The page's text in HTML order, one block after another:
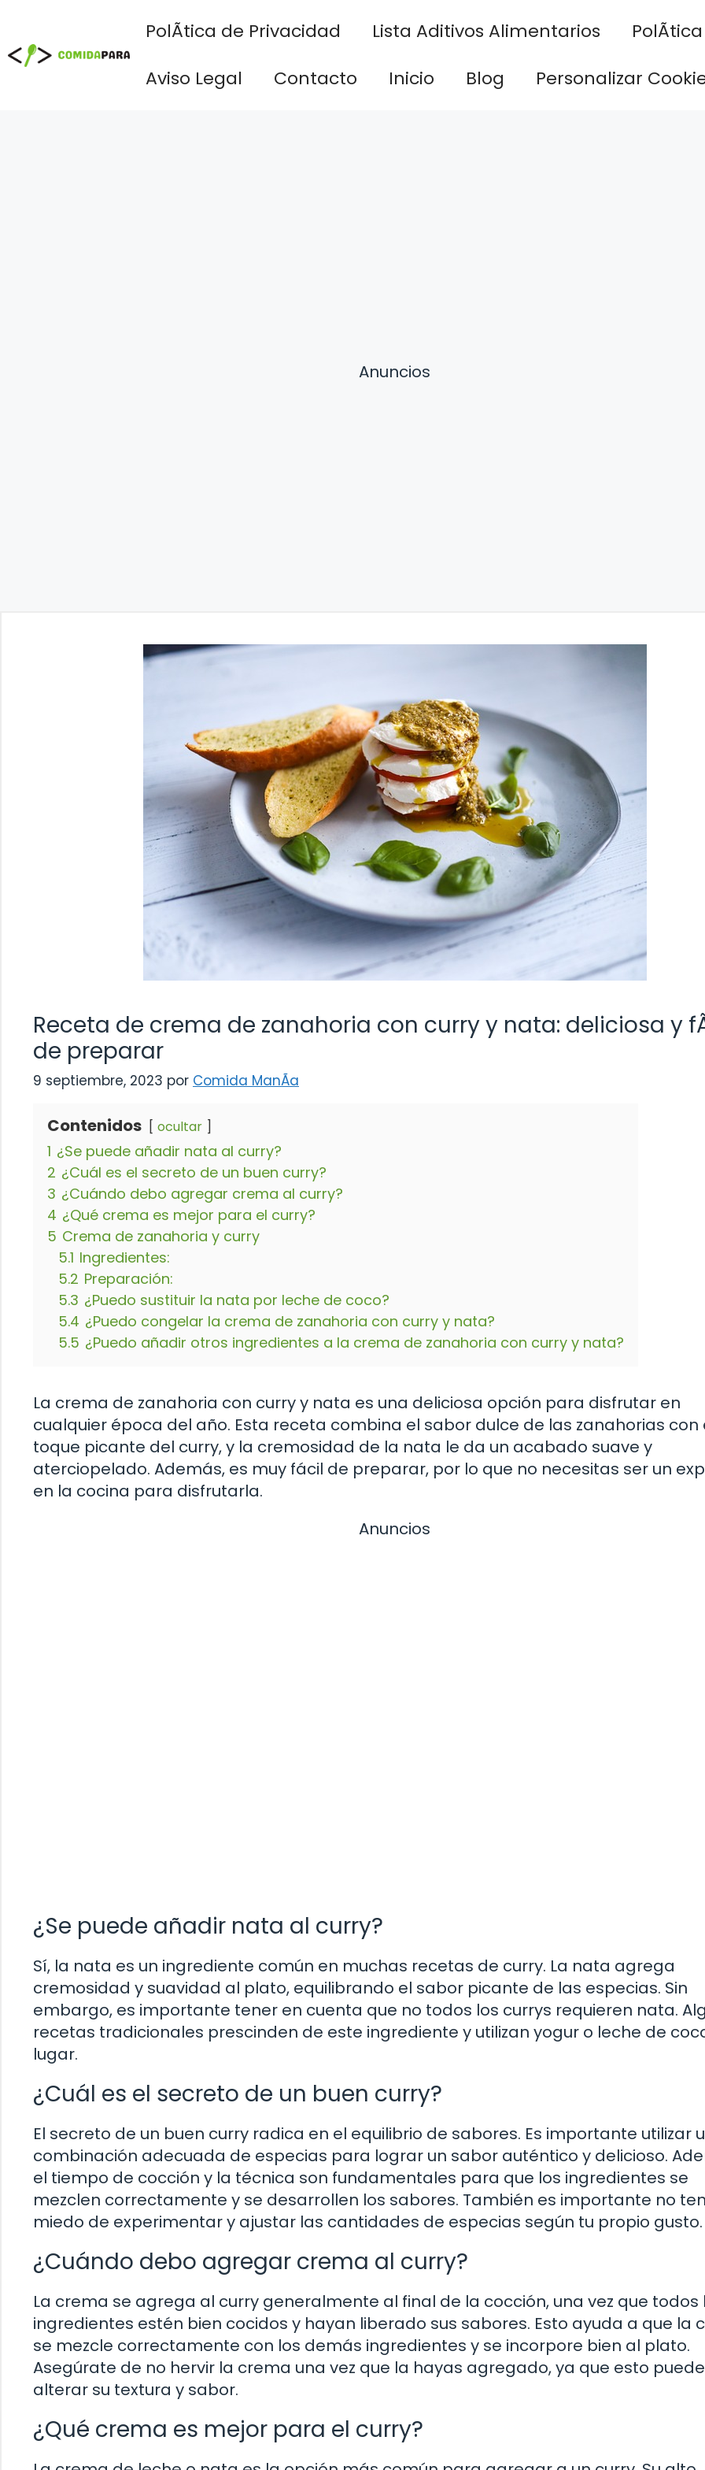
contenido
PolÃ­tica de Privacidad Lista Aditivos Alimentarios
Aviso Legal
Contacto Inicio Blog Personalizar
Anuncios
Receta de crema de zanahoria con curry y nata: deliciosa y
de preparar
9 septiembre, 2023 por Comida ManÃ­a
Contenidos ocultar
1 ¿Se puede añadir nata al curry?
2 ¿Cuál es el secreto de un buen curry?
3 ¿Cuándo debo agregar crema al curry?
4 ¿Qué crema es mejor para el curry?
5 Crema de zanahoria y curry
5.1 Ingredientes:
5.2 Preparación:
5.3 ¿Puedo sustituir la nata por leche de coco?
5.4 ¿Puedo congelar la crema de zanahoria con curry y nata?
5.5 ¿Puedo añadir otros ingredientes a la crema de zanahoria con curry y nata?
La crema de zanahoria con curry y nata es una deliciosa opción para disfrutar en
cualquier época del año. Esta receta combina el sabor dulce de las zanahorias con
toque picante del curry, y la cremosidad de la nata le da un acabado suave y
aterciopelado. Además, es muy fácil de preparar, por lo que no necesitas ser un
en la cocina para disfrutarla.
Anuncios
¿Se puede añadir nata al curry?
Sí, la nata es un ingrediente común en muchas recetas de curry. La nata agrega
cremosidad y suavidad al plato, equilibrando el sabor picante de las especias. Sin
embargo, es importante tener en cuenta que no todos los currys requieren nata.
recetas tradicionales prescinden de este ingrediente y utilizan yogur o leche de
lugar.
¿Cuál es el secreto de un buen curry?
El secreto de un buen curry radica en el equilibrio de sabores. Es importante utilizar
combinación adecuada de especias para lograr un sabor auténtico y delicioso.
el tiempo de cocción y la técnica son fundamentales para que los ingredientes se
mezclen correctamente y se desarrollen los sabores. También es importante no
miedo de experimentar y ajustar las cantidades de especias según tu propio gusto.
¿Cuándo debo agregar crema al curry?
La crema se agrega al curry generalmente al final de la cocción, una vez que todos
ingredientes estén bien cocidos y hayan liberado sus sabores. Esto ayuda a que la
se mezcle correctamente con los demás ingredientes y se incorpore bien al plato.
Asegúrate de no hervir la crema una vez que la hayas agregado, ya que esto puede
alterar su textura y sabor.
¿Qué crema es mejor para el curry?